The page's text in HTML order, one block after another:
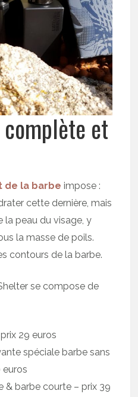
et
de la barbe impose :
cette dernière, mais
la peau du visage, y
la masse de poils.
contours de la barbe.
se compose de
29 euros
spéciale barbe sans
euros
& barbe courte – prix 39